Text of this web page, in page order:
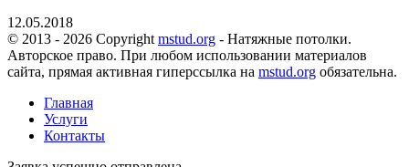
12.05.2018
© 2013 - 2026 Copyright mstud.org - Натяжные потолки.
Авторское право. При любом использовании материалов
сайта, прямая активная гиперссылка на mstud.org обязательна.
Главная
Услуги
Контакты